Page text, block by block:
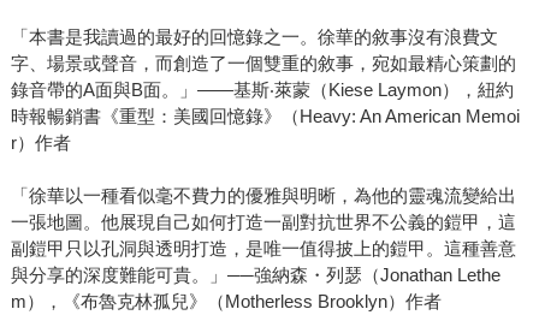
「本書是我讀過的最好的回憶錄之一。徐華的敘事沒有浪費文
字、場景或聲音，而創造了一個雙重的敘事，宛如最精心策劃的
錄音帶的A面與B面。」——基斯‧萊蒙（Kiese Laymon），紐約
時報暢銷書《重型：美國回憶錄》（Heavy: An American Memoi
r）作者
「徐華以一種看似毫不費力的優雅與明晰，為他的靈魂流變給出
一張地圖。他展現自己如何打造一副對抗世界不公義的鎧甲，這
副鎧甲只以孔洞與透明打造，是唯一值得披上的鎧甲。這種善意
與分享的深度難能可貴。」──強納森・列瑟（Jonathan Lethe
m），《布魯克林孤兒》（Motherless Brooklyn）作者